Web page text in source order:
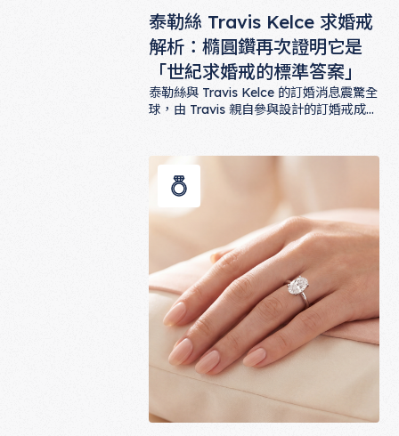
泰勒絲 Travis Kelce 求婚戒
解析：橢圓鑽再次證明它是
「世紀求婚戒的標準答案」
泰勒絲與 Travis Kelce 的訂婚消息震驚全
球，由 Travis 親自參與設計的訂婚戒成為
橢圓切工為何是「世紀求婚戒的標準答
案」。本文帶你解析這枚戒指的所有細
節。